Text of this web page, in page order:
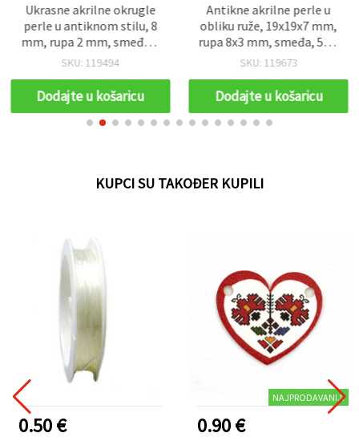
Ukrasne akrilne okrugle
perle u antiknom stilu, 8
mm, rupa 2 mm, smeđa –
50 g (~130 kom.)
SKU: 119494
Dodajte u košaricu
Antikne akrilne perle u
obliku ruže, 19x19x7 mm,
rupa 8x3 mm, smeđa, 50 g
(~45 kom)
SKU: 119673
Dodajte u košaricu
KUPCI SU TAKOĐER KUPILI
0.50 €
NAJPRODAVANIJI
0.90 €